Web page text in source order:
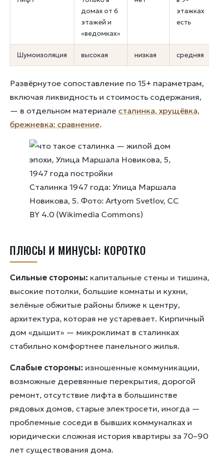
домах от 6
этажей и
«ведомках»
этажках
есть
Шумоизоляция высокая низкая средняя
Развёрнутое сопоставление по 15+ параметрам,
включая ликвидность и стоимость содержания,
— в отдельном материале сталинка, хрущёвка,
брежневка: сравнение.
Сталинка 1947 года: Улица Маршала
Новикова, 5. Фото: Artyom Svetlov, CC
BY 4.0 (Wikimedia Commons)
ПЛЮСЫ И МИНУСЫ: КОРОТКО
Сильные стороны: капитальные стены и тишина,
высокие потолки, большие комнаты и кухни,
зелёные обжитые районы ближе к центру,
архитектура, которая не устаревает. Кирпичный
дом «дышит» — микроклимат в сталинках
стабильно комфортнее панельного жилья.
Слабые стороны: изношенные коммуникации,
возможные деревянные перекрытия, дорогой
ремонт, отсутствие лифта в большинстве
рядовых домов, старые электросети, иногда —
проблемные соседи в бывших коммуналках и
юридически сложная история квартиры за 70–90
лет существования дома.